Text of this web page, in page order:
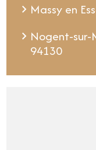
Massy en
Nogent-sur-
94130